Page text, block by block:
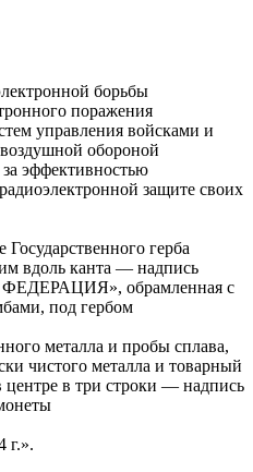
борьбы
поражения
управления войсками и
обороной
эффективностью
защите своих
герба
вдоль канта — надпись
обрамленная с
под гербом
металла и пробы сплава,
чистого металла и товарный
центре в три строки — надпись
г.».